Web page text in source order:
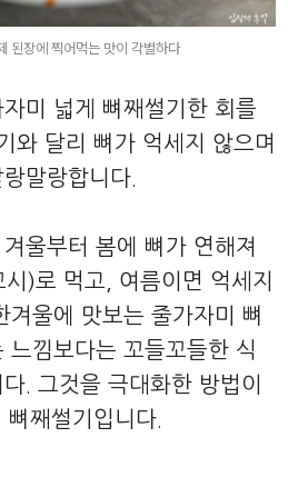
된장에 찍어먹는 맛이 각별하다
미 넓게 뼈째썰기한 회를
와 달리 뼈가 억세지 않으며
말랑합니다.
울부터 봄에 뼈가 연해져
)로 먹고, 여름이면 억세지
겨울에 맛보는 줄가자미 뼈
느낌보다는 꼬들꼬들한 식
. 그것을 극대화한 방법이
째썰기입니다.